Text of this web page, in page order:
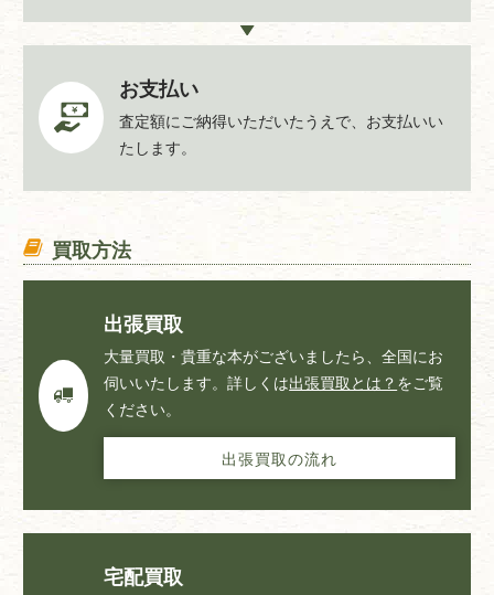
お支払い
査定額にご納得いただいたうえで、お支払いい
たします。
買取方法
出張買取
大量買取・貴重な本がございましたら、全国にお
伺いいたします。詳しくは出張買取とは？ をご覧
ください。
出張買取の流れ
宅配買取